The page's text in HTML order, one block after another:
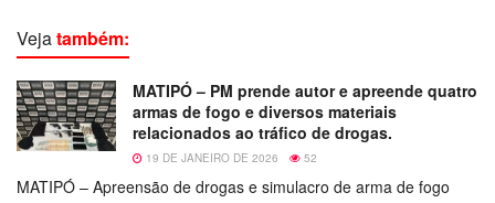
Vejatambém:
MATIPÓ – PM prende autor e apreende quatro
armas de fogo e diversos materiais
relacionados ao tráfico de drogas.
19 DE JANEIRO DE 2026 52
MATIPÓ – Apreensão de drogas e simulacro de arma de fogo